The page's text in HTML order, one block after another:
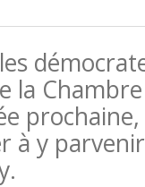
la
à y